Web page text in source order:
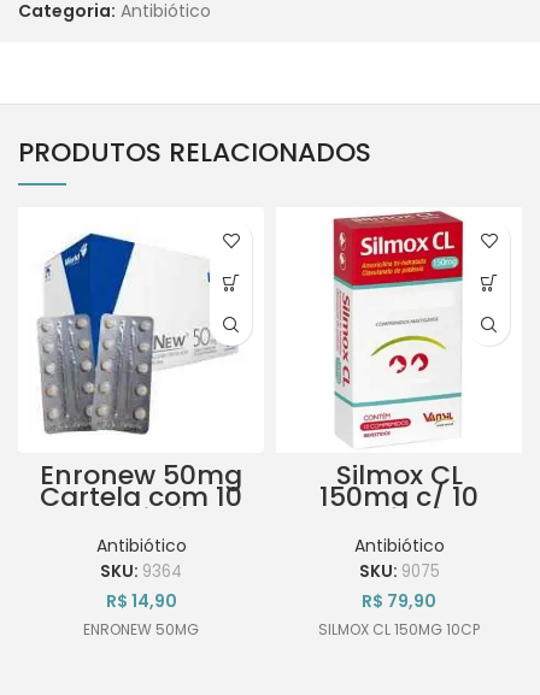
Categoria: Antibiótico
PRODUTOS RELACIONADOS
Enronew 50mg
Cartela com 10
Comprimidos
Antibiótico
SKU: 9364
R$ 14,90
ENRONEW 50MG
Silmox CL
150mg c/ 10
Comprimidos
Antibiótico
SKU: 9075
R$ 79,90
SILMOX CL 150MG 10CP